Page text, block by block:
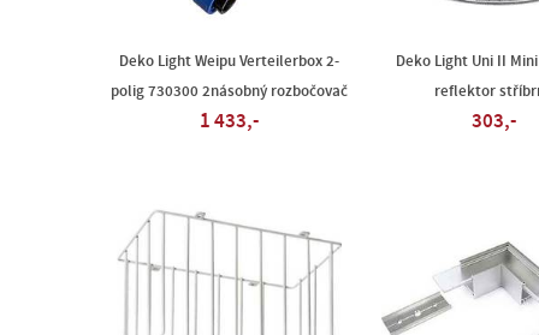
Deko Light Weipu Verteilerbox 2-
polig 730300 2násobný rozbočovač
1 433,-
Deko Light Uni II
reflektor
303,-